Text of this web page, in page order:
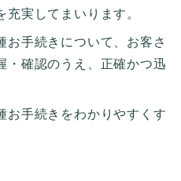
実してまいります。
お手続きについて、お客さ
・確認のうえ、正確かつ迅
お手続きをわかりやすくす